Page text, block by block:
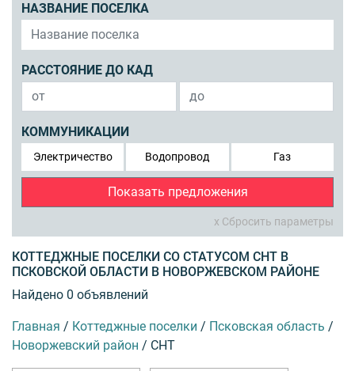
НАЗВАНИЕ ПОСЕЛКА
РАССТОЯНИЕ ДО КАД
КОММУНИКАЦИИ
Электричество Водопровод Газ
Показать предложения
x Сбросить параметры
КОТТЕДЖНЫЕ ПОСЕЛКИ СО СТАТУСОМ СНТ В
ПСКОВСКОЙ ОБЛАСТИ В НОВОРЖЕВСКОМ РАЙОНЕ
Найдено 0 объявлений
Главная / Коттеджные поселки / Псковская область /
Новоржевский район / СНТ